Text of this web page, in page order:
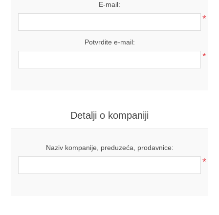
E-mail:
*
Potvrdite e-mail:
*
Detalji o kompaniji
Naziv kompanije, preduzeća, prodavnice:
*